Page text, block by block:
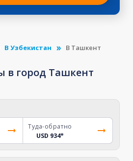
В Узбекистан В Ташкент
в город Ташкент
Туда-обратно
USD 934*